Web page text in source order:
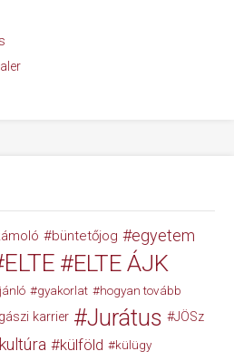
büntetőjog egyetem
ELTE ELTE ÁJK
gyakorlat hogyan tovább
karrier Jurátus JÖSz
kultúra külföld külügy